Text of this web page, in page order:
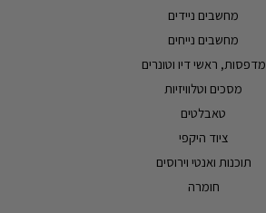
מחשבים ניידים
מחשבים נייחים
מדפסות, ראשי דיו וטונרים
מסכים וטלוויזיות
טאבלטים
ציוד היקפי
תוכנות ואנטי וירוסים
חומרה